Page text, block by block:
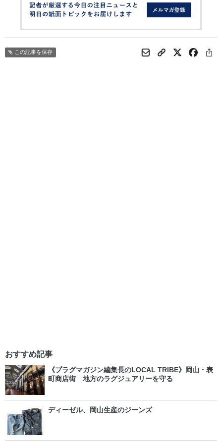
この記事を保存
おすすめ記事
《プラグマガジン編集長のLOCAL TRIBE》岡山・表
町商店街 地方のラグジュアリーを守る
ディーゼル、岡山生産のジーンズ